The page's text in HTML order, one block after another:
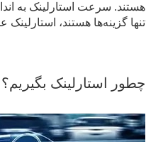
هستند. سرعت استارلینک به
تنها گزینه‌ها هستند،
چطور استارلینک بگیریم؟